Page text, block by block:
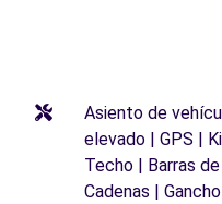
Asiento de
elevado | GPS |
Techo | Barras
Cadenas |